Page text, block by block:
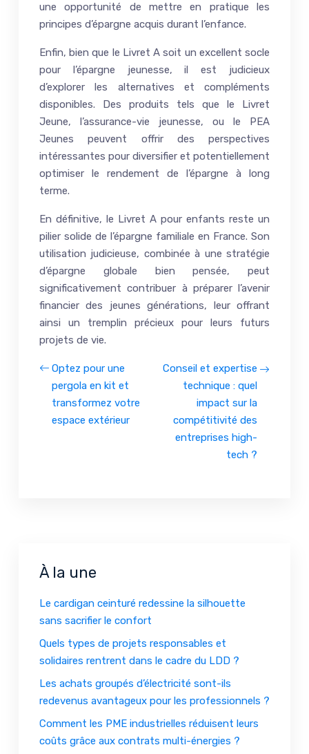
une opportunité de mettre en pratique les
principes d’épargne acquis durant l’enfance.
Enfin, bien que le Livret A soit un excellent socle
pour l’épargne jeunesse, il est judicieux
d’explorer les alternatives et compléments
disponibles. Des produits tels que le Livret
Jeune, l’assurance-vie jeunesse, ou le PEA
Jeunes peuvent offrir des perspectives
intéressantes pour diversifier et potentiellement
optimiser le rendement de l’épargne à long
terme.
En définitive, le Livret A pour enfants reste un
pilier solide de l’épargne familiale en France. Son
utilisation judicieuse, combinée à une stratégie
d’épargne globale bien pensée, peut
significativement contribuer à préparer l’avenir
financier des jeunes générations, leur offrant
ainsi un tremplin précieux pour leurs futurs
projets de vie.
Optez pour une
pergola en kit et
transformez votre
espace extérieur
Conseil et expertise
technique : quel
impact sur la
compétitivité des
entreprises high-
tech ?
À la une
Le cardigan ceinturé redessine la silhouette
sans sacrifier le confort
Quels types de projets responsables et
solidaires rentrent dans le cadre du LDD ?
Les achats groupés d’électricité sont-ils
redevenus avantageux pour les professionnels ?
Comment les PME industrielles réduisent leurs
coûts grâce aux contrats multi-énergies ?